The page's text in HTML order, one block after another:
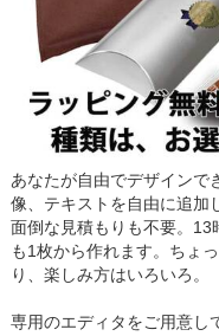
あなたが自由でデザインで
像、テキストを自由に追加
面倒な見積もりも不要。
も1枚から作れます。ちょ
り、楽しみ方はいろいろ。
専用のエディタをご用意し